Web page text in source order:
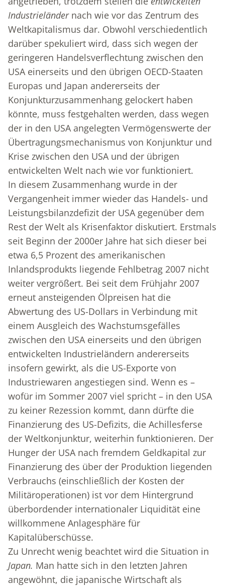
Industrieländernach wie vor das Zentrum des
Weltkapitalismus dar. Obwohl verschiedentlich
darüber spekuliert wird, dass sich wegen der
geringeren Handelsverflechtung zwischen den
USA einerseits und den übrigen OECD-Staaten
Europas und Japan andererseits der
Konjunkturzusammenhang gelockert haben
könnte, muss festgehalten werden, dass wegen
der in den USA angelegten Vermögenswerte der
Übertragungsmechanismus von Konjunktur und
Krise zwischen den USA und der übrigen
entwickelten Welt nach wie vor funktioniert.
In diesem Zusammenhang wurde in der
Vergangenheit immer wieder das Handels- und
Leistungsbilanzdefizit der USA gegenüber dem
Rest der Welt als Krisenfaktor diskutiert. Erstmals
seit Beginn der 2000er Jahre hat sich dieser bei
etwa 6,5 Prozent des amerikanischen
Inlandsprodukts liegende Fehlbetrag 2007 nicht
weiter vergrößert. Bei seit dem Frühjahr 2007
erneut ansteigenden Ölpreisen hat die
Abwertung des US-Dollars in Verbindung mit
einem Ausgleich des Wachstumsgefälles
zwischen den USA einerseits und den übrigen
entwickelten Industrieländern andererseits
insofern gewirkt, als die US-Exporte von
Industriewaren angestiegen sind. Wenn es –
wofür im Sommer 2007 viel spricht – in den USA
zu keiner Rezession kommt, dann dürfte die
Finanzierung des US-Defizits, die Achillesferse
der Weltkonjunktur, weiterhin funktionieren. Der
Hunger der USA nach fremdem Geldkapital zur
Finanzierung des über der Produktion liegenden
Verbrauchs (einschließlich der Kosten der
Militäroperationen) ist vor dem Hintergrund
überbordender internationaler Liquidität eine
willkommene Anlagesphäre für
Kapitalüberschüsse.
Zu Unrecht wenig beachtet wird die Situation in
Japan. Man hatte sich in den letzten Jahren
angewöhnt, die japanische Wirtschaft als